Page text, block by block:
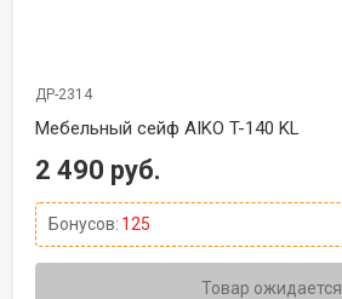
ДР-2314
Мебельный сейф AIKO T-140 KL
2 490 руб.
Бонусов: 125
Товар ожидается